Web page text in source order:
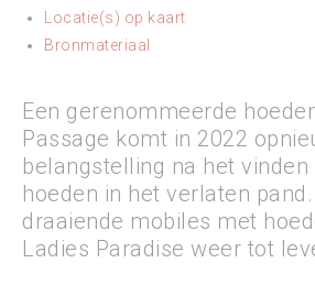
Locatie(s) op kaart
Bronmateriaal
Een gerenommeerde
Passage komt in 2022
belangstelling na het
hoeden in het verlaten
draaiende mobiles met
Ladies Paradise weer tot